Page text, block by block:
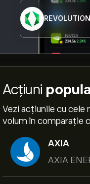
Acțiuni
Vezi acțiunile cu cele
volum în comparație
AXIA
AXIA